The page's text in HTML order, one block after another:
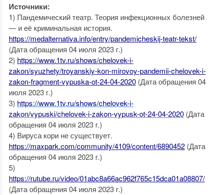
Источники:
1) Пандемический театр. Теория инфекционных болезней
— и её криминальная история.
https://medalternativa.info/entry/pandemicheskij-teatr-tekst/
(Дата обращения 04 июля 2023 г.)
2) https://www.1tv.ru/shows/chelovek-i-
zakon/syuzhety/troyanskiy-kon-mirovoy-pandemii-chelovek-i-
zakon-fragment-vypuska-ot-24-04-2020(Дата обращения 04
июля 2023 г.)
3) https://www.1tv.ru/shows/chelovek-i-
zakon/vypuski/chelovek-i-zakon-vypusk-ot-24-04-2020(Дата
обращения 04 июля 2023 г.)
4) Вируса кори не существует.
https://maxpark.com/community/4109/content/6890452(Дата
обращения 04 июля 2023 г.)
5)
https://rutube.ru/video/01abc8a66ac962f765c15dca01a08807/
(Дата обращения 04 июля 2023 г.)